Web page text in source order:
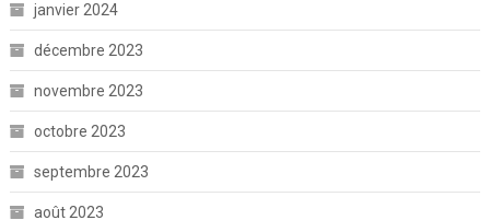
janvier 2024
décembre 2023
novembre 2023
octobre 2023
septembre 2023
août 2023